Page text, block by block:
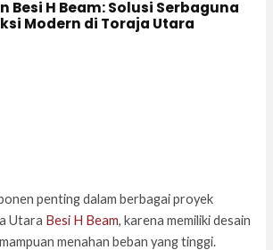
Besi H Beam: Solusi Serbaguna
Modern di Toraja Utara
penting dalam berbagai proyek
Utara Besi H Beam, karena memiliki desain
menahan beban yang tinggi.